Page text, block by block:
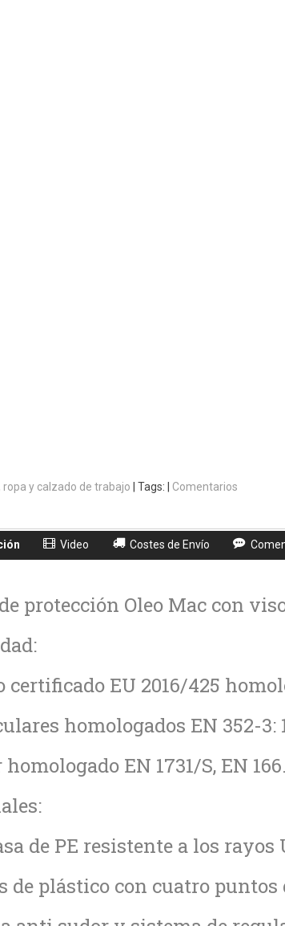
ropa y calzado de trabajo | Tags: | Comentarios
Video Costes de Envío
protección Oleo Mac con
certificado EU 2016/425
homologados EN 352-3:
homologado EN 1731/S, EN 166.
de PE resistente a los rayos
de plástico con cuatro puntos